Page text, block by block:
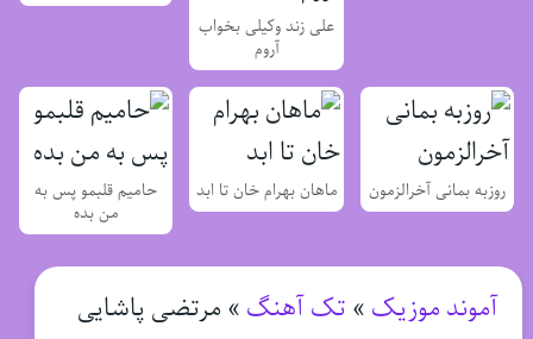
علی زند وکیلی بخواب
آروم
روزبه بمانی آخرالزمون ماهان بهرام خان تا ابد
حامیم قلبمو پس به
من بده
آموند موزیک » تک آهنگ » مرتضی پاشایی